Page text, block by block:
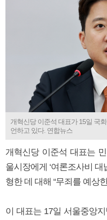
개혁신당 이준석 대표가 15일 국
언하고 있다. 연합뉴스
개혁신당 이준석 대표는
울시장에게 ‘여론조사비 대
형한 데 대해 “무죄를 예상
이 대표는 17일 서울중앙